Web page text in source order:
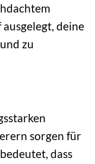
deine
zu
sorgen für
dass